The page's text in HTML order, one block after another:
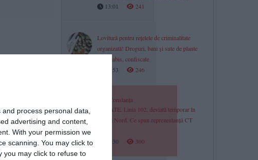
process personal data,
advertising and content,
With your permission we
scanning. You may click to
you may click to refuse to
între
în poziție
”Municipiul
13:01
241
Lovitură pentru rețelele de criminalitate
organizată! Droguri, bani și sute de plante
de canabis, confiscate
12:53
246
Știri Constanța
UPDATE. Linia 102, deviată temporar în
Faleză Nord. Ce spun reprezentanții CT
12:30
300